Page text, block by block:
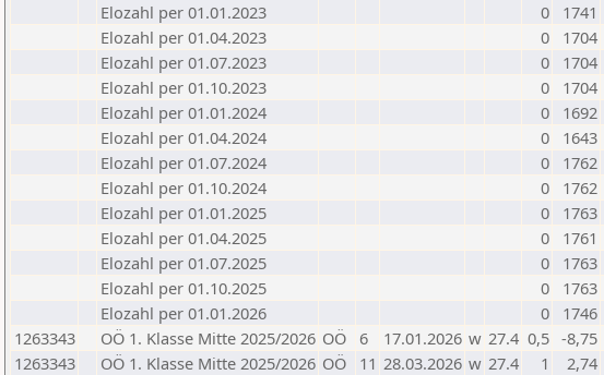
Elozahl per 01.01.2023
0
1741
Elozahl per 01.04.2023
0
1704
Elozahl per 01.07.2023
0
1704
Elozahl per 01.10.2023
0
1704
Elozahl per 01.01.2024
0
1692
Elozahl per 01.04.2024
0
1643
Elozahl per 01.07.2024
0
1762
Elozahl per 01.10.2024
0
1762
Elozahl per 01.01.2025
0
1763
Elozahl per 01.04.2025
0
1761
Elozahl per 01.07.2025
0
1763
Elozahl per 01.10.2025
0
1763
Elozahl per 01.01.2026
0
1746
1263343
OÖ 1. Klasse Mitte 2025/2026 OÖ 6 17.01.2026 w 27.4 0,5 -8,75
1263343
OÖ 1. Klasse Mitte 2025/2026 OÖ 11 28.03.2026 w 27.4 1 2,74